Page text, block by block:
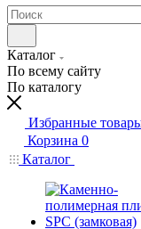
Каталог
По всему сайту
По каталогу
Избранные
Корзина 0
Каталог